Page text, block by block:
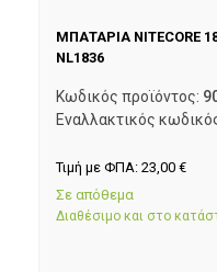
ΜΠΑΤΑΡΙΑ NITECORE
NL1836
Κωδικός προϊόντος:
Εναλλακτικός
Τιμή με ΦΠΑ: 23,00 €
Σε απόθεμα
Διαθέσιμο και στο